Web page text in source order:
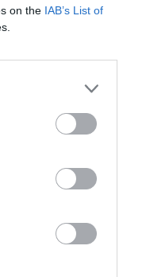
on the IAB’s List of
werd voor het
keer. Volgens de
300 jaar bestaat. Of
uitzonderlijk lekker
zijn de
generaties lang van
geven. Bosteels
die ook voor dit bier
goudbronsachtige tint
vertoont het bier